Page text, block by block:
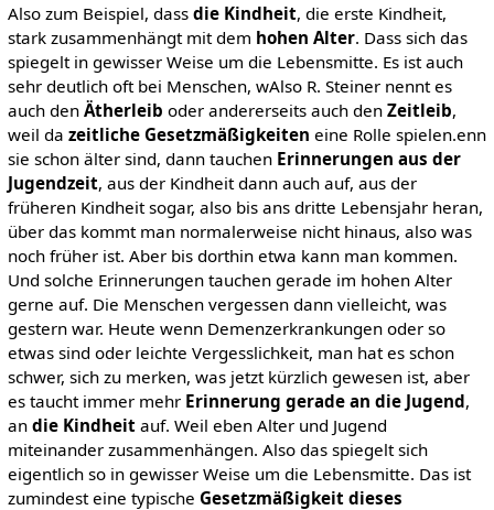
Also zum Beispiel, dass die Kindheit, die erste Kindheit,
stark zusammenhängt mit dem hohen Alter. Dass sich das
spiegelt in gewisser Weise um die Lebensmitte. Es ist auch
sehr deutlich oft bei Menschen, wAlso R. Steiner nennt es
auch den Ätherleib oder andererseits auch den Zeitleib,
weil da zeitliche Gesetzmäßigkeiten eine Rolle spielen.enn
sie schon älter sind, dann tauchen Erinnerungen aus der
Jugendzeit, aus der Kindheit dann auch auf, aus der
früheren Kindheit sogar, also bis ans dritte Lebensjahr heran,
über das kommt man normalerweise nicht hinaus, also was
noch früher ist. Aber bis dorthin etwa kann man kommen.
Und solche Erinnerungen tauchen gerade im hohen Alter
gerne auf. Die Menschen vergessen dann vielleicht, was
gestern war. Heute wenn Demenzerkrankungen oder so
etwas sind oder leichte Vergesslichkeit, man hat es schon
schwer, sich zu merken, was jetzt kürzlich gewesen ist, aber
es taucht immer mehr Erinnerung gerade an die Jugend,
an die Kindheitauf. Weil eben Alter und Jugend
miteinander zusammenhängen. Also das spiegelt sich
eigentlich so in gewisser Weise um die Lebensmitte. Das ist
zumindest eine typische Gesetzmäßigkeit dieses